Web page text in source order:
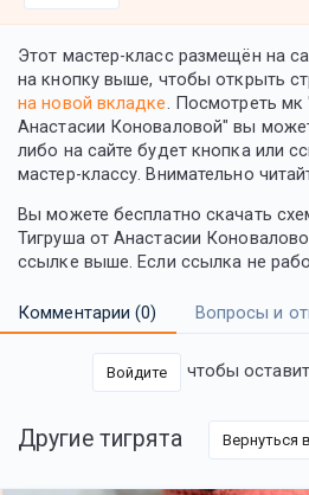
Этот мастер-класс размещён на
на кнопку выше, чтобы открыть
на новой вкладке. Посмотреть мк
Анастасии Коноваловой" вы
либо на сайте будет кнопка или
мастер-классу. Внимательно
Вы можете бесплатно скачать
Тигруша от Анастасии
ссылке выше. Если ссылка не
Комментарии (0) Вопросы и
Войдите чтобы
Другие тигрята Вернуться